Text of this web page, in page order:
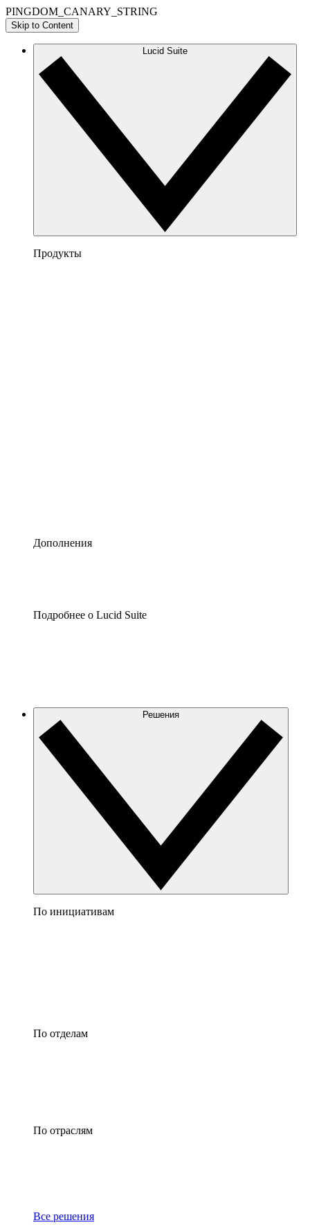
PINGDOM_CANARY_STRING
Skip to Content
Lucid Suite
Продукты
Дополнения
Подробнее о Lucid Suite
Решения
По инициативам
По отделам
По отраслям
Все решения